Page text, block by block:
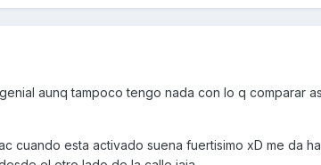
aunq tampoco tengo nada con lo q comparar
cuando esta activado suena fuertisimo xD me da